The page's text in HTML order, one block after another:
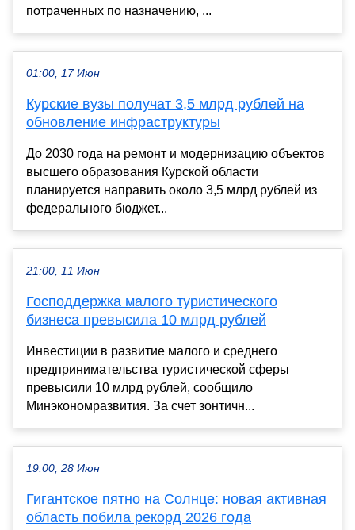
потраченных по назначению, ...
01:00, 17 Июн
Курские вузы получат 3,5 млрд рублей на
обновление инфраструктуры
До 2030 года на ремонт и модернизацию объектов
высшего образования Курской области
планируется направить около 3,5 млрд рублей из
федерального бюджет...
21:00, 11 Июн
Господдержка малого туристического
бизнеса превысила 10 млрд рублей
Инвестиции в развитие малого и среднего
предпринимательства туристической сферы
превысили 10 млрд рублей, сообщило
Минэкономразвития. За счет зонтичн...
19:00, 28 Июн
Гигантское пятно на Солнце: новая активная
область побила рекорд 2026 года